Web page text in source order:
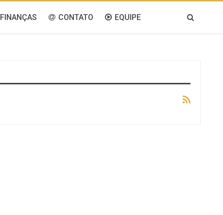
FINANÇAS CONTATO EQUIPE